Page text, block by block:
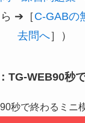
ら ➔［C-GABの
去問へ］）
TG-WEB90秒
90秒で終わるミニ